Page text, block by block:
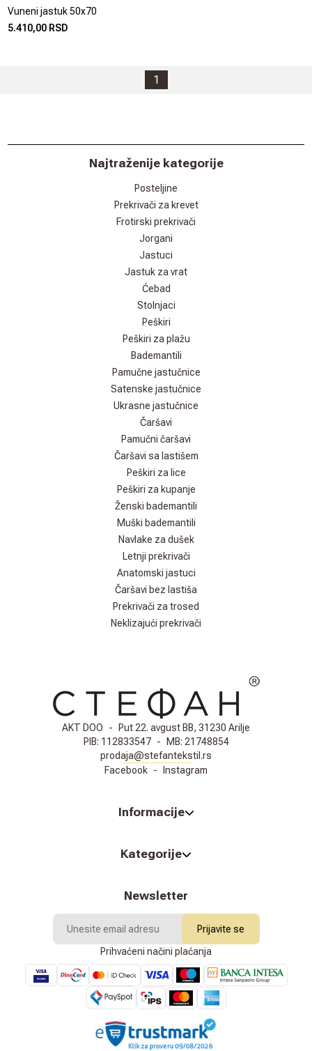
Vuneni jastuk 50x70
5.410,00 RSD
1
Najtraženije kategorije
Posteljine
Prekrivači za krevet
Frotirski prekrivači
Jorgani
Jastuci
Jastuk za vrat
Ćebad
Stolnjaci
Peškiri
Peškiri za plažu
Bademantili
Pamučne jastučnice
Satenske jastučnice
Ukrasne jastučnice
Čaršavi
Pamučni čaršavi
Čaršavi sa lastišem
Peškiri za lice
Peškiri za kupanje
Ženski bademantili
Muški bademantili
Navlake za dušek
Letnji prekrivači
Anatomski jastuci
Čaršavi bez lastiša
Prekrivači za trosed
Neklizajući prekrivači
AKT DOO - Put 22. avgust BB, 31230 Arilje
PIB: 112833547 - MB: 21748854
prodaja@stefantekstil.rs
Facebook - Instagram
Informacije
Kategorije
Newsletter
Prijavite se
Prihvaćeni načini plaćanja